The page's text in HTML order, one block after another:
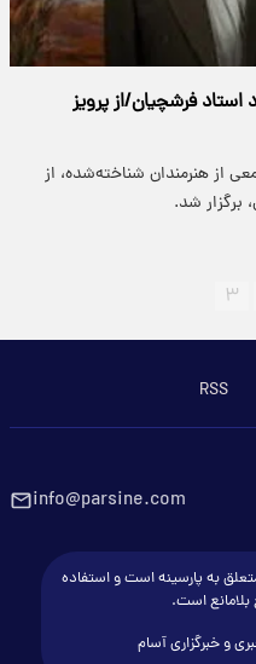
فرشچیان/از پرویز
از هنرمندان شناخته‌شده، از
برگزار شد.
۳
RSS
info@parsine.com
به پارسینه است و استفاده
بلامانع است.
و خبرگزاری آسام